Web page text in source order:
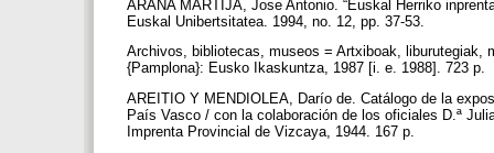
ARANA MARTIJA, Jose Antonio. “Euskal Herriko
Euskal Unibertsitatea. 1994, no. 12, pp. 37-53.
Archivos, bibliotecas, museos = Artxiboak, liburutegiak,
{Pamplona}: Eusko Ikaskuntza, 1987 [i. e. 1988]. 723 p.
AREITIO Y MENDIOLEA, Darío de. Catálogo de la
País Vasco / con la colaboración de los oficiales D.ª
Imprenta Provincial de Vizcaya, 1944. 167 p.